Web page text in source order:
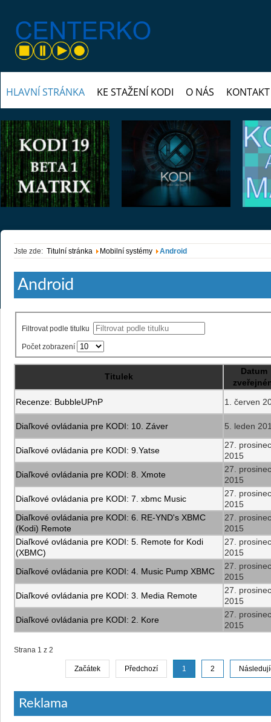
HLAVNÍ STRÁNKA KE STAŽENÍ KODI O NÁS KONTAKT
Kodi 19.x Matrix
beta 1
08 pro, 2020
Jakub Strmeň
KODI systémy
Nová alfa verze
KODI 19 Matrix a
update Leia 18.9
05 lis, 2020
Jakub Strmeň
KODI
30
Jste zde: Titulní stránka Mobilní systémy Android
Android
Filtrovat podle titulku
Počet zobrazení
Titulek
Datum
Recenze: BubbleUPnP
1. červen
Diaľkové ovládania pre KODI: 10. Záver 5. leden
Diaľkové ovládania pre KODI: 9.Yatse
27. prosinec
2015
Diaľkové ovládania pre KODI: 8. Xmote
27. prosinec
2015
Diaľkové ovládania pre KODI: 7. xbmc Music
27. prosinec
2015
Diaľkové ovládania pre KODI: 6. RE-YND's XBMC
(Kodi) Remote
27. prosinec
2015
Diaľkové ovládania pre KODI: 5. Remote for Kodi
(XBMC)
27. prosinec
2015
Diaľkové ovládania pre KODI: 4. Music Pump XBMC
27. prosinec
2015
Diaľkové ovládania pre KODI: 3. Media Remote
27. prosinec
2015
Diaľkové ovládania pre KODI: 2. Kore
27. prosinec
2015
Strana 1 z 2
Začátek Předchozí 1 2
Reklama